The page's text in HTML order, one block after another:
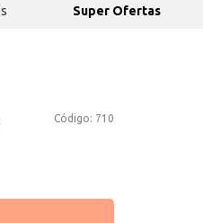
Super Ofertas
Código: 710